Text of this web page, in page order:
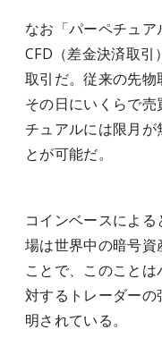
なお「パーペチュア
CFD（差金決済取
取引だ。従来の先物
その日にいくらで
チュアルには限月が
とが可能だ。
コインベースによ
場は世界中の暗号
ことで、このこと
対するトレーダー
明されている。